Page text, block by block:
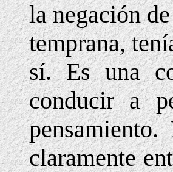
la negación
temprana,
sí. Es una
conducir a
claramente